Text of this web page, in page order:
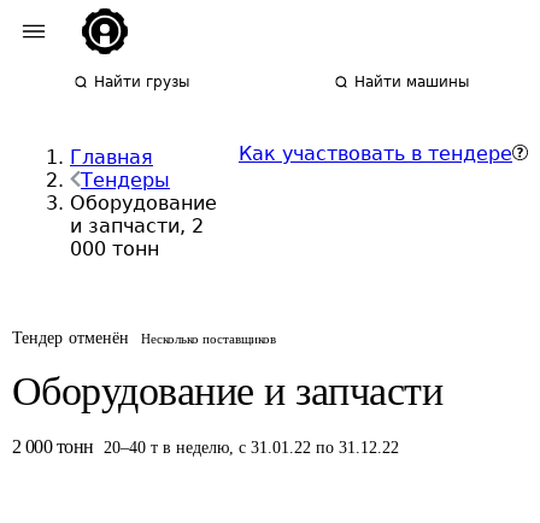
Найти грузы Найти машины
Главная
Тендеры
Оборудование
и запчасти, 2
000 тонн
Как участвовать в тендере
Тендер отменён Несколько поставщиков
Оборудование и запчасти
2 000 тонн 20–40 т в неделю, с 31.01.22 по 31.12.22